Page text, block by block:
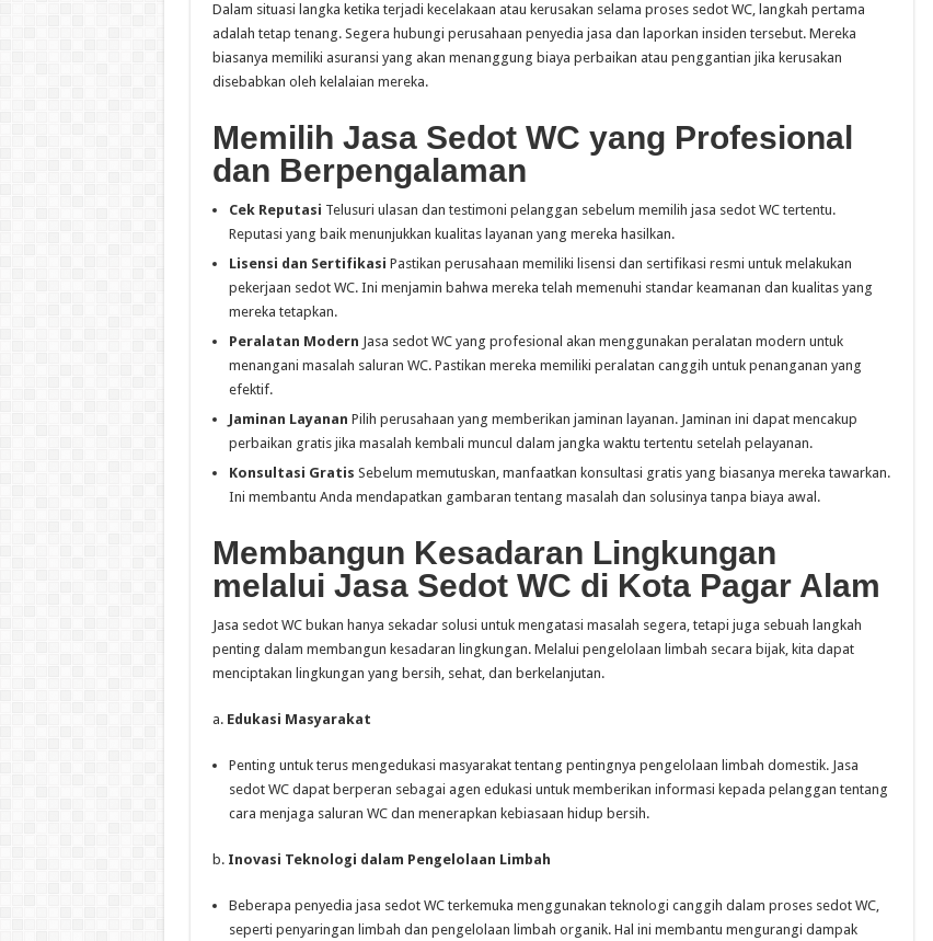
Dalam situasi langka ketika terjadi kecelakaan atau kerusakan selama proses sedot WC, langkah pertama
adalah tetap tenang. Segera hubungi perusahaan penyedia jasa dan laporkan insiden tersebut. Mereka
biasanya memiliki asuransi yang akan menanggung biaya perbaikan atau penggantian jika kerusakan
disebabkan oleh kelalaian mereka.
Memilih Jasa Sedot WC yang Profesional
dan Berpengalaman
Cek Reputasi Telusuri ulasan dan testimoni pelanggan sebelum memilih jasa sedot WC tertentu.
Reputasi yang baik menunjukkan kualitas layanan yang mereka hasilkan.
Lisensi dan Sertifikasi Pastikan perusahaan memiliki lisensi dan sertifikasi resmi untuk melakukan
pekerjaan sedot WC. Ini menjamin bahwa mereka telah memenuhi standar keamanan dan kualitas yang
mereka tetapkan.
Peralatan Modern Jasa sedot WC yang profesional akan menggunakan peralatan modern untuk
menangani masalah saluran WC. Pastikan mereka memiliki peralatan canggih untuk penanganan yang
efektif.
Jaminan Layanan Pilih perusahaan yang memberikan jaminan layanan. Jaminan ini dapat mencakup
perbaikan gratis jika masalah kembali muncul dalam jangka waktu tertentu setelah pelayanan.
Konsultasi Gratis Sebelum memutuskan, manfaatkan konsultasi gratis yang biasanya mereka tawarkan.
Ini membantu Anda mendapatkan gambaran tentang masalah dan solusinya tanpa biaya awal.
Membangun Kesadaran Lingkungan
melalui Jasa Sedot WC di Kota Pagar Alam
Jasa sedot WC bukan hanya sekadar solusi untuk mengatasi masalah segera, tetapi juga sebuah langkah
penting dalam membangun kesadaran lingkungan. Melalui pengelolaan limbah secara bijak, kita dapat
menciptakan lingkungan yang bersih, sehat, dan berkelanjutan.
a. Edukasi Masyarakat
Penting untuk terus mengedukasi masyarakat tentang pentingnya pengelolaan limbah domestik. Jasa
sedot WC dapat berperan sebagai agen edukasi untuk memberikan informasi kepada pelanggan tentang
cara menjaga saluran WC dan menerapkan kebiasaan hidup bersih.
b. Inovasi Teknologi dalam Pengelolaan Limbah
Beberapa penyedia jasa sedot WC terkemuka menggunakan teknologi canggih dalam proses sedot WC,
seperti penyaringan limbah dan pengelolaan limbah organik. Hal ini membantu mengurangi dampak